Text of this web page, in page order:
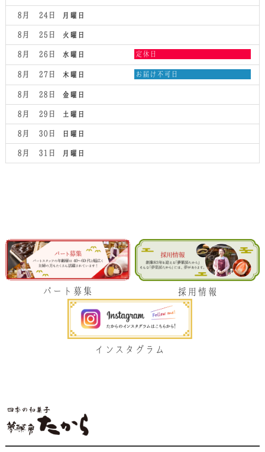
月曜日
8月 24
火曜日
8月 25
水曜日
8月 26
水
日,
8
2026
定休日
木曜日
8月 27
木
2026
お届け不可日
金曜日
8月 28
土曜日
8月 29
日曜日
8月 30
月曜日
8月 31
パート募集 採用情報
インスタグラム